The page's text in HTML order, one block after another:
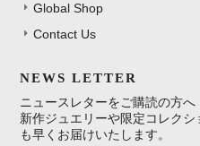
Global Shop
Contact Us
NEWS LETTER
ニュースレターをご購読の方へ
新作ジュエリーや限定コレク
も早くお届けいたします。